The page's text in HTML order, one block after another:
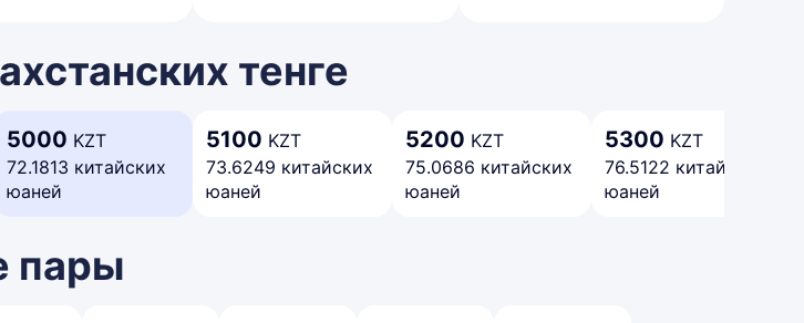
тенге
5000 KZT
72.1813 китайских
юаней
5100 KZT
73.6249 китайских
юаней
5200 KZT
75.0686 китайских
юаней
5300 KZT
76.5122 китайских
юаней
пары